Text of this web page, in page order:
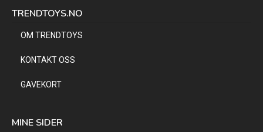
TRENDTOYS.NO
OM TRENDTOYS
KONTAKT OSS
GAVEKORT
MINE SIDER